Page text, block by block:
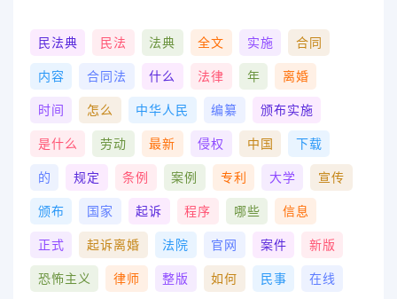
民法典 民法 法典 全文 实施 合同
内容 合同法 什么 法律 年 离婚
时间 怎么 中华人民 编纂 颁布实施
是什么 劳动 最新 侵权 中国 下载
的 规定 条例 案例 专利 大学 宣传
颁布 国家 起诉 程序 哪些 信息
正式 起诉离婚 法院 官网 案件 新版
恐怖主义 律师 整版 如何 民事 在线